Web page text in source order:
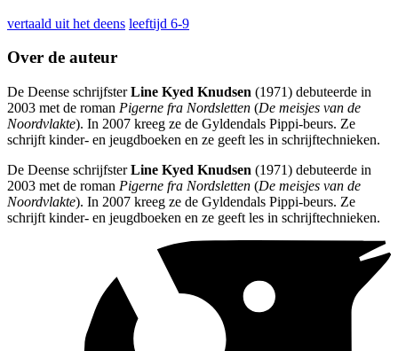
vertaald uit het deens leeftijd 6-9
Over de auteur
De Deense schrijfsterLine Kyed Knudsen (1971) debuteerde in
2003 met de roman Pigerne fra Nordsletten (De meisjes van de
Noordvlakte). In 2007 kreeg ze de Gyldendals Pippi-beurs. Ze
schrijft kinder- en jeugdboeken en ze geeft les in schrijftechnieken.
De Deense schrijfsterLine Kyed Knudsen (1971) debuteerde in
2003 met de roman Pigerne fra Nordsletten (De meisjes van de
Noordvlakte). In 2007 kreeg ze de Gyldendals Pippi-beurs. Ze
schrijft kinder- en jeugdboeken en ze geeft les in schrijftechnieken.